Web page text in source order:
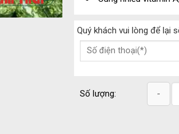
Quý khách vui lòng để lại
Số lượng: Cỏ